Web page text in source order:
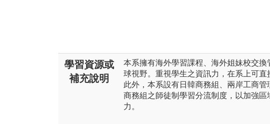
學習資源或
補充說明
本系擁有海外學習課程、海外姐妹校交
球視野。重視學生之資訊力，在系上可直
此外，本系設有日韓商務組、兩岸工商
商務組之師徒制學習分流制度，以加強
力。